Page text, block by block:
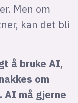
Men om
kan det bli
å bruke AI,
om
AI må gjerne